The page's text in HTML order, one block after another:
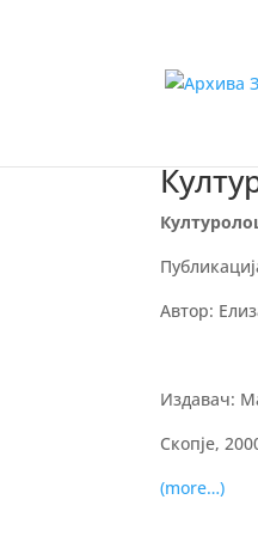
Автор:
Издавач:
Скопје,
(more…)